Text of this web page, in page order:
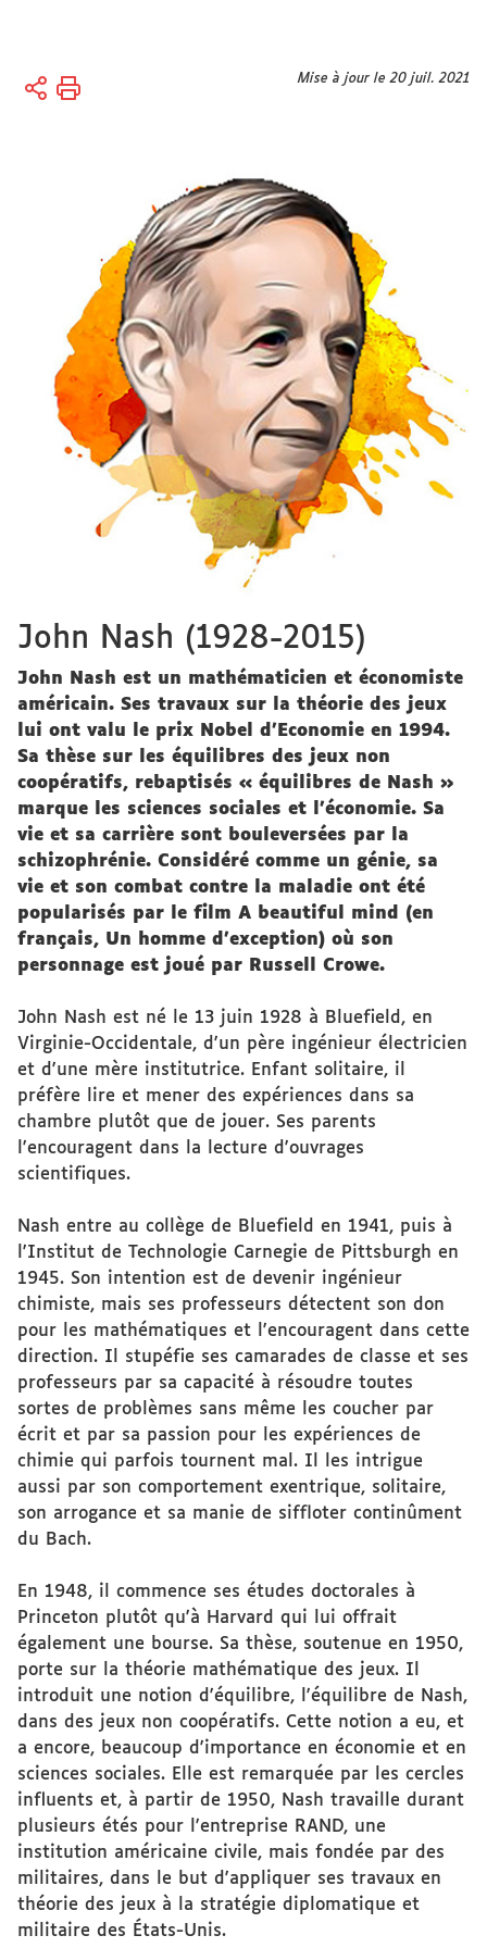
Vous
Accueil Mise à jour le 20 juil. 2021
John Nash (1928-2015)
John Nash est un mathématicien et économiste
américain. Ses travaux sur la théorie des jeux
lui ont valu le prix Nobel d’Economie en 1994.
Sa thèse sur les équilibres des jeux non
coopératifs, rebaptisés « équilibres de Nash »
marque les sciences sociales et l’économie. Sa
vie et sa carrière sont bouleversées par la
schizophrénie. Considéré comme un génie, sa
vie et son combat contre la maladie ont été
popularisés par le film A beautiful mind (en
français, Un homme d'exception) où son
personnage est joué par Russell Crowe.
John Nash est né le 13 juin 1928 à Bluefield, en
Virginie-Occidentale, d'un père ingénieur électricien
et d'une mère institutrice. Enfant solitaire, il
préfère lire et mener des expériences dans sa
chambre plutôt que de jouer. Ses parents
l'encouragent dans la lecture d'ouvrages
scientifiques.
Nash entre au collège de Bluefield en 1941, puis à
l'Institut de Technologie Carnegie de Pittsburgh en
1945. Son intention est de devenir ingénieur
chimiste, mais ses professeurs détectent son don
pour les mathématiques et l'encouragent dans cette
direction. Il stupéfie ses camarades de classe et ses
professeurs par sa capacité à résoudre toutes
sortes de problèmes sans même les coucher par
écrit et par sa passion pour les expériences de
chimie qui parfois tournent mal. Il les intrigue
aussi par son comportement exentrique, solitaire,
son arrogance et sa manie de siffloter continûment
du Bach.
En 1948, il commence ses études doctorales à
Princeton plutôt qu'à Harvard qui lui offrait
également une bourse. Sa thèse, soutenue en 1950,
porte sur la théorie mathématique des jeux. Il
introduit une notion d'équilibre, l'équilibre de Nash,
dans des jeux non coopératifs. Cette notion a eu, et
a encore, beaucoup d'importance en économie et en
sciences sociales. Elle est remarquée par les cercles
influents et, à partir de 1950, Nash travaille durant
plusieurs étés pour l'entreprise RAND, une
institution américaine civile, mais fondée par des
militaires, dans le but d'appliquer ses travaux en
théorie des jeux à la stratégie diplomatique et
militaire des États-Unis.